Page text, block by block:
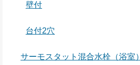
壁付
台付2穴
サーモスタット混合水栓（浴室）